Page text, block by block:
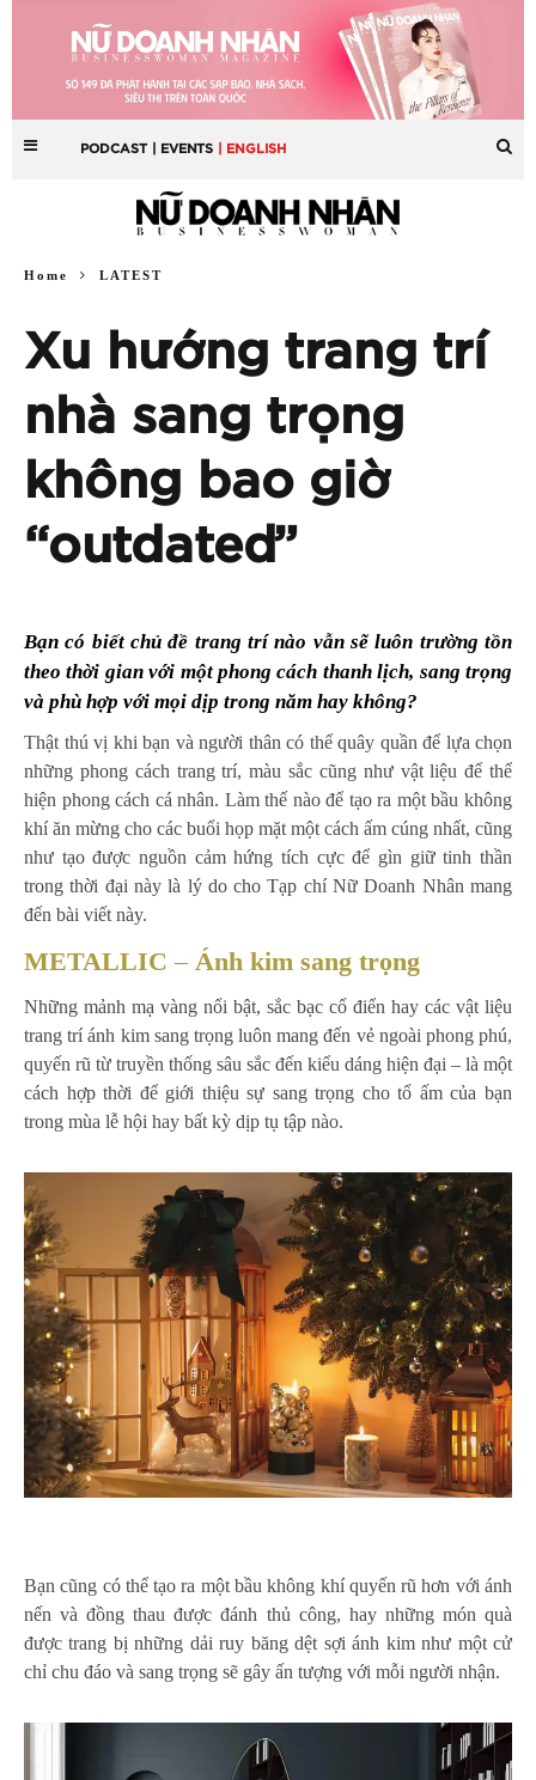
PODCAST | EVENTS | ENGLISH
Home LATEST
Xu hướng trang trí
nhà sang trọng
không bao giờ
“outdated”
Bạn có biết chủ đề trang trí nào vẫn sẽ luôn trường tồn
theo thời gian với một phong cách thanh lịch, sang trọng
và phù hợp với mọi dịp trong năm hay không?
Thật thú vị khi bạn và người thân có thể quây quần để lựa chọn
những phong cách trang trí, màu sắc cũng như vật liệu để thể
hiện phong cách cá nhân. Làm thế nào để tạo ra một bầu không
khí ăn mừng cho các buổi họp mặt một cách ấm cúng nhất, cũng
như tạo được nguồn cảm hứng tích cực để gìn giữ tinh thần
trong thời đại này là lý do cho Tạp chí Nữ Doanh Nhân mang
đến bài viết này.
METALLIC – Ánh kim sang trọng
Những mảnh mạ vàng nổi bật, sắc bạc cổ điển hay các vật liệu
trang trí ánh kim sang trọng luôn mang đến vẻ ngoài phong phú,
quyến rũ từ truyền thống sâu sắc đến kiểu dáng hiện đại – là một
cách hợp thời để giới thiệu sự sang trọng cho tổ ấm của bạn
trong mùa lễ hội hay bất kỳ dịp tụ tập nào.
Bạn cũng có thể tạo ra một bầu không khí quyến rũ hơn với ánh
nến và đồng thau được đánh thủ công, hay những món quà
được trang bị những dải ruy băng dệt sợi ánh kim như một cử
chỉ chu đáo và sang trọng sẽ gây ấn tượng với mỗi người nhận.